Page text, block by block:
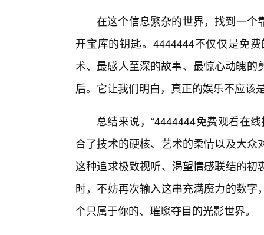
在这个信息繁杂的世界，找到一个
开宝库的钥匙。4444444不仅仅是免
术、最感人至深的故事、最惊心动魄
后。它让我们明白，真正的娱乐不应该
总结来说，“4444444免费观看在
合了技术的硬核、艺术的柔情以及大
这种追求极致视听、渴望情感联结的
时，不妨再次输入这串充满魔力的数
个只属于你的、璀璨夺目的光影世界。